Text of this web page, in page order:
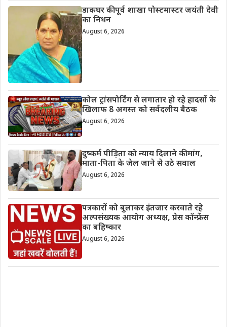
डाकघर की पूर्व शाखा पोस्टमास्टर जयंती देवी
का निधन
August 6, 2026
कोल ट्रांसपोर्टिंग से लगातार हो रहे हादसों के
खिलाफ 8 अगस्त को सर्वदलीय बैठक
August 6, 2026
दुष्कर्म पीड़िता को न्याय दिलाने की मांग,
माता-पिता के जेल जाने से उठे सवाल
August 6, 2026
पत्रकारों को बुलाकर इंतजार करवाते रहे
अल्पसंख्यक आयोग अध्यक्ष, प्रेस कॉन्फ्रेंस
का बहिष्कार
August 6, 2026